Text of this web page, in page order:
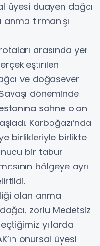
üyesi duayen dağcı
tırmanışı
arasında yer
ve doğasever
Savaşı döneminde
sahne olan
Karboğazı’nda
birlikleriyle birlikte
bir tabur
bölgeye ayrı
olan anma
zorlu Medetsiz
yıllarda
onursal üyesi